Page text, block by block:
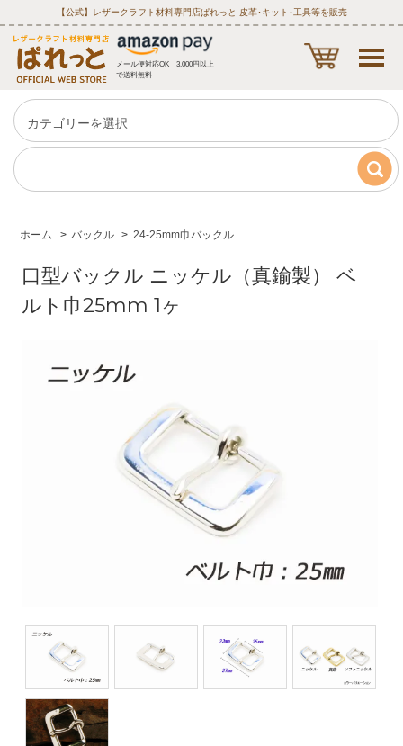
【公式】レザークラフト材料専門店ぱれっと‐皮革･キット･工具等を販売
メール便対応OK 3,000円以上
で送料無料
ホーム > バックル > 24-25mm巾バックル
口型バックル ニッケル（真鍮製） ベ
ルト巾25mm 1ヶ